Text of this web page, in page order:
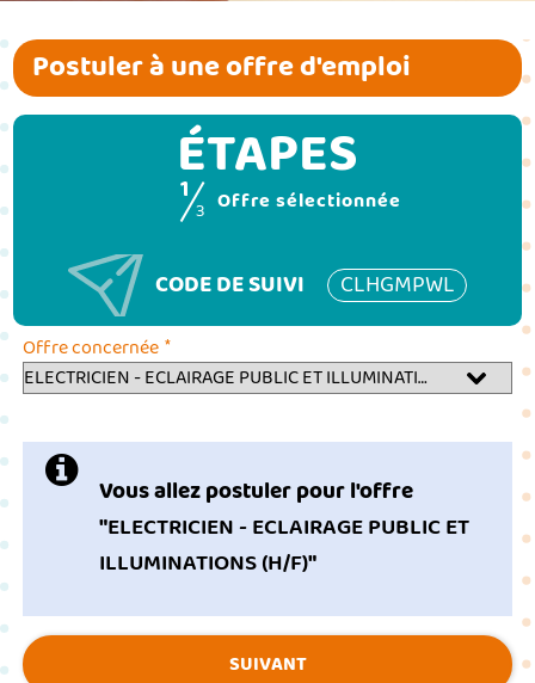
Postuler à une offre d'emploi
CODE DE SUIVI CLHGMPWL
ÉTAPES
1
3 Offre sélectionnée (étape
Offre concernée *
Vous allez postuler pour l'offre
"ELECTRICIEN - ECLAIRAGE PUBLIC ET
ILLUMINATIONS (H/F)"
SUIVANT